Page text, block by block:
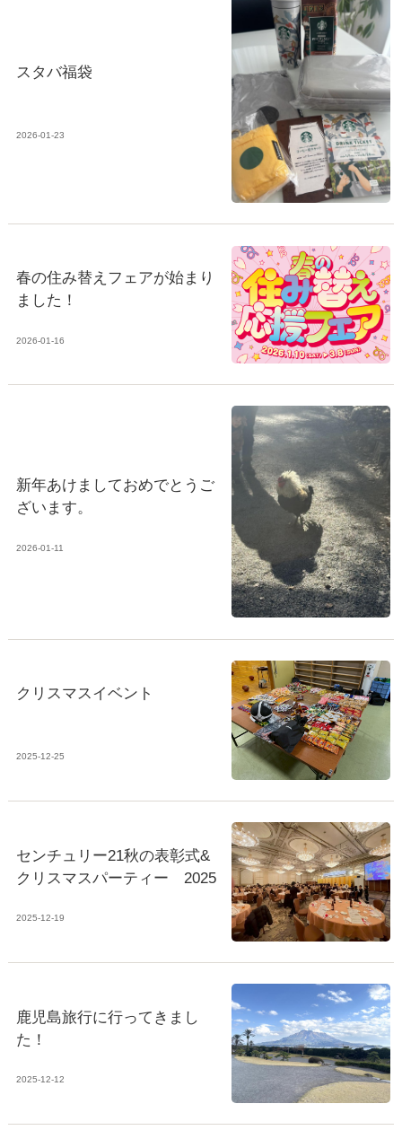
スタバ福袋
2026-01-23
春の住み替えフェアが始まり
ました！
2026-01-16
新年あけましておめでとうご
ざいます。
2026-01-11
クリスマスイベント
2025-12-25
センチュリー21秋の表彰式&
クリスマスパーティー 2025
2025-12-19
鹿児島旅行に行ってきまし
た！
2025-12-12